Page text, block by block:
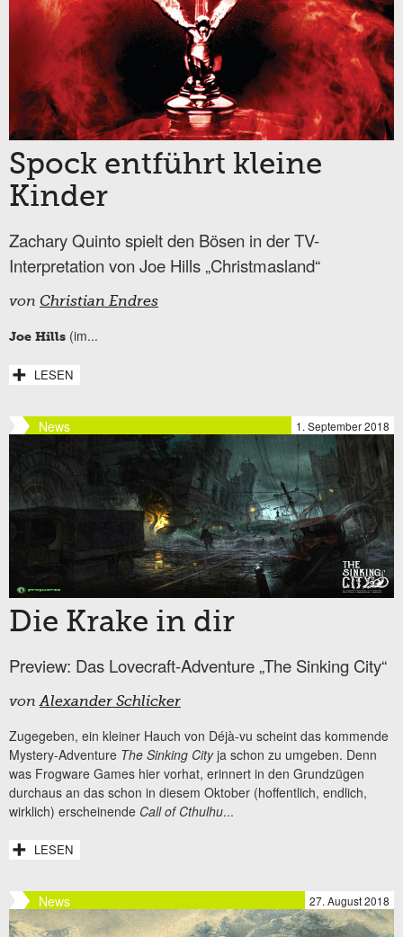
Spock entführt kleine
Kinder
Zachary Quinto spielt den Bösen in der TV-
Interpretation von Joe Hills „Christmasland“
von Christian Endres
Joe Hills (im...
LESEN
News 1. September 2018
Die Krake in dir
Preview: Das Lovecraft-Adventure „The Sinking City“
vonAlexander Schlicker
Zugegeben, ein kleiner Hauch von Déjà-vu scheint das kommende
Mystery-Adventure The Sinking Cityja schon zu umgeben. Denn
was Frogware Games hier vorhat, erinnert in den Grundzügen
durchaus an das schon in diesem Oktober (hoffentlich, endlich,
wirklich) erscheinende Call of Cthulhu...
LESEN
News 27. August 2018